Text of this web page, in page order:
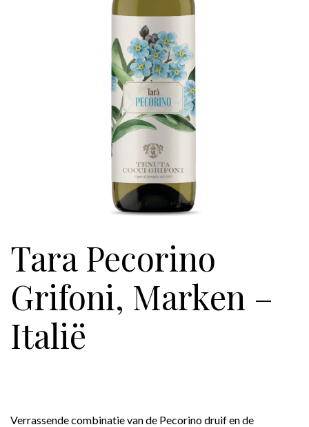
Tara Pecorino
Grifoni, Marken –
Italië
Verrassende combinatie van de Pecorino druif en de